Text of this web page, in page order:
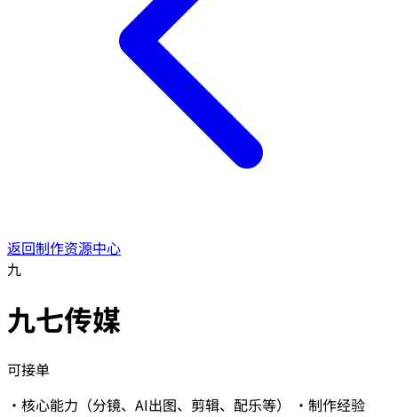
返回制作资源中心
九
九七传媒
可接单
·核心能力（分镜、AI出图、剪辑、配乐等） ·制作经验